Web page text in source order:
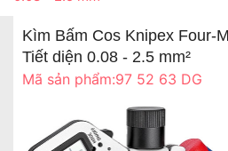
Kìm Bấm Cos Knipex Four-
Tiết diện 0.08 - 2.5 mm²
Mã sản phẩm:97 52 63 DG